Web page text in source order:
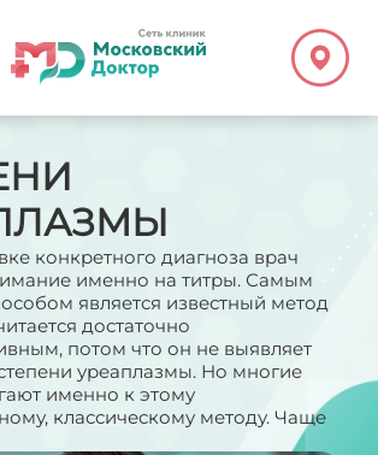
конкретного диагноза врач
именно на титры. Самым
является известный метод
достаточно
потом что он не выявляет
уреаплазмы. Но многие
именно к этому
классическому методу. Чаще